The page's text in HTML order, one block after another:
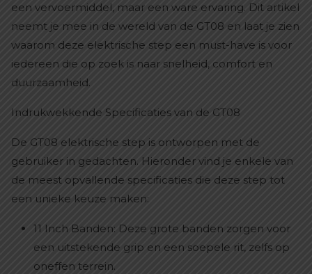
een vervoermiddel, maar een ware ervaring. Dit artikel
neemt je mee in de wereld van de GT08 en laat je zien
waarom deze elektrische step een must-have is voor
iedereen die op zoek is naar snelheid, comfort en
duurzaamheid.
Indrukwekkende Specificaties van de GT08
De GT08 elektrische step is ontworpen met de
gebruiker in gedachten. Hieronder vind je enkele van
de meest opvallende specificaties die deze step tot
een unieke keuze maken:
11 Inch Banden: Deze grote banden zorgen voor
een uitstekende grip en een soepele rit, zelfs op
oneffen terrein.